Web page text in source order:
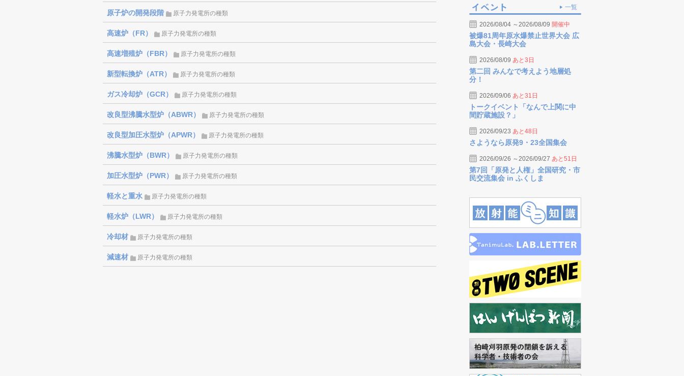
原子炉の開発段階 原子力発電所の種類
高速炉（FR） 原子力発電所の種類
高速増殖炉（FBR） 原子力発電所の種類
新型転換炉（ATR） 原子力発電所の種類
ガス冷却炉（GCR） 原子力発電所の種類
改良型沸騰水型炉（ABWR） 原子力発電所の種類
改良型加圧水型炉（APWR） 原子力発電所の種類
沸騰水型炉（BWR） 原子力発電所の種類
加圧水型炉（PWR） 原子力発電所の種類
軽水と重水 原子力発電所の種類
軽水炉（LWR） 原子力発電所の種類
冷却材 原子力発電所の種類
減速材 原子力発電所の種類
一覧
2026/08/04 ～2026/08/09 開催中
被爆81周年原水爆禁止世界大会 広
島大会・長崎大会
2026/08/09 あと3日
第二回 みんなで考えよう地層処
分！
2026/09/06 あと31日
トークイベント「なんで上関に中
間貯蔵施設？」
2026/09/23 あと48日
さようなら原発9・23全国集会
2026/09/26 ～2026/09/27 あと51日
第7回「原発と人権」全国研究・市
民交流集会 in ふくしま